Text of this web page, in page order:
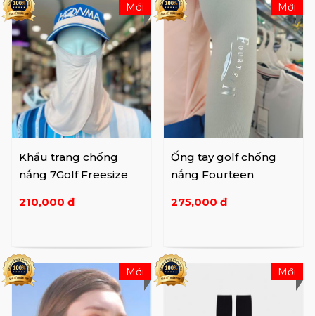
Khẩu trang chống
nắng 7Golf Freesize
210,000 đ
Mới
Ống tay golf chống
nắng Fourteen
275,000 đ
Mới
Mới Mới